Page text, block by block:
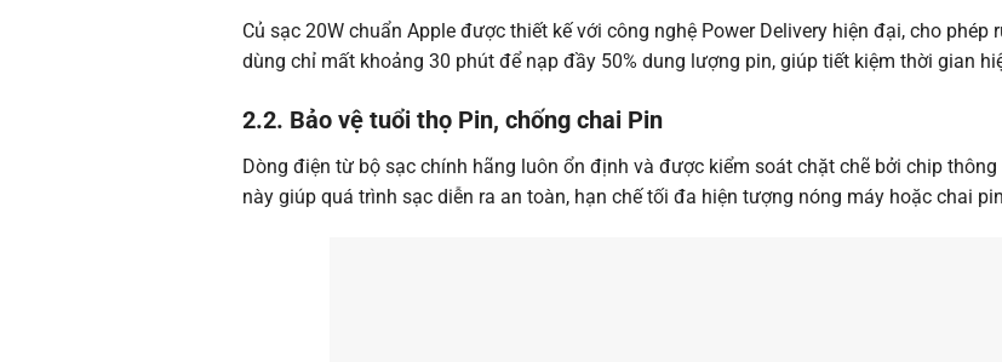
Củ sạc 20W chuẩn Apple được thiết kế với công nghệ Power Delivery hiện đại, cho
dùng chỉ mất khoảng 30 phút để nạp đầy 50% dung lượng pin, giúp tiết kiệm thời gian
2.2. Bảo vệ tuổi thọ Pin, chống chai Pin
Dòng điện từ bộ sạc chính hãng luôn ổn định và được kiểm soát chặt chẽ bởi chip
này giúp quá trình sạc diễn ra an toàn, hạn chế tối đa hiện tượng nóng máy hoặc chai